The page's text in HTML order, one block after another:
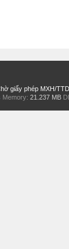
giấy phép MXH/
Memory: 21.237 MB